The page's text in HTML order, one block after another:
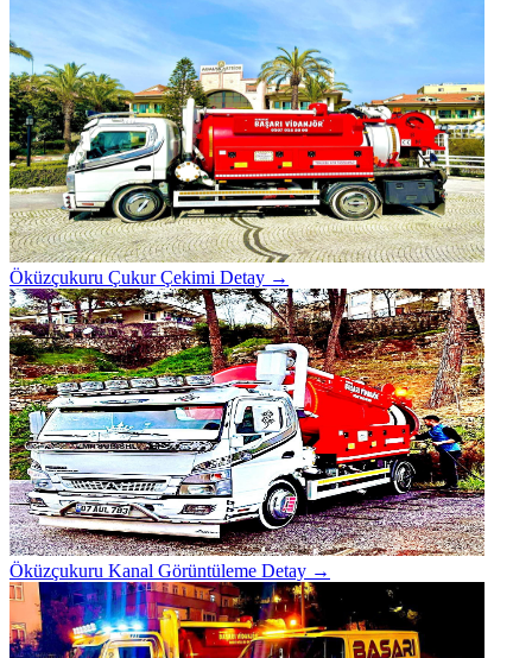
Öküzçukuru Çukur Çekimi Detay →
Öküzçukuru Kanal Görüntüleme Detay →